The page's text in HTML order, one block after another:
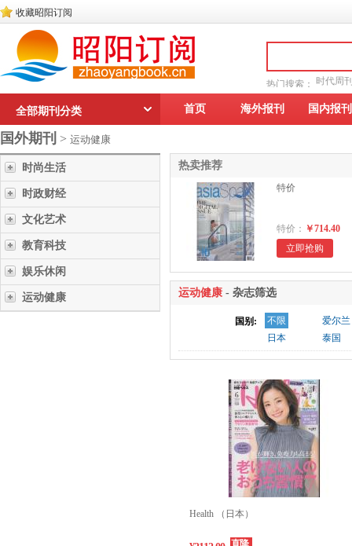
收藏昭阳订阅
热门搜索： 时代周
读者文摘
全部期刊分类 首页 海外报刊 国内报刊
国外期刊 > 运动健康
时尚生活
时政财经
文化艺术
教育科技
娱乐休闲
运动健康
热卖推荐
特价
特价： ￥714.40
立即抢购
运动健康 - 杂志筛选
国别: 不限
爱尔兰
日本
泰国
Health （日本）
直降